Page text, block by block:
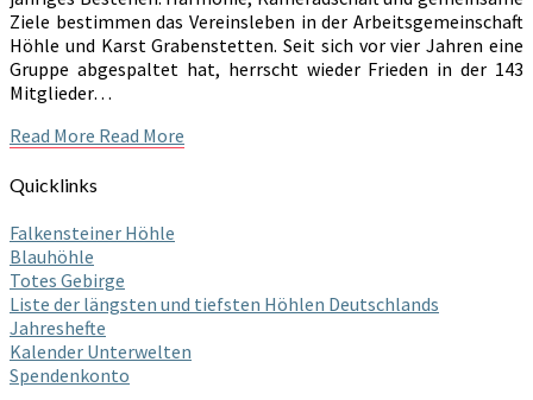
Ziele bestimmen das Vereinsleben in der Arbeitsgemeinschaft
Höhle und Karst Grabenstetten. Seit sich vor vier Jahren eine
Gruppe abgespaltet hat, herrscht wieder Frieden in der 143
Mitglieder…
Read More Read More
Quicklinks
Falkensteiner Höhle
Blauhöhle
Totes Gebirge
Liste der längsten und tiefsten Höhlen Deutschlands
Jahreshefte
Kalender Unterwelten
Spendenkonto